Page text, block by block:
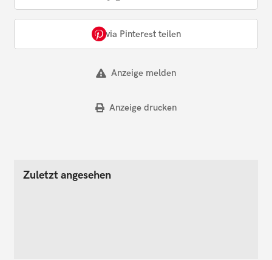
via Pinterest teilen
Anzeige melden
Anzeige drucken
Zuletzt angesehen